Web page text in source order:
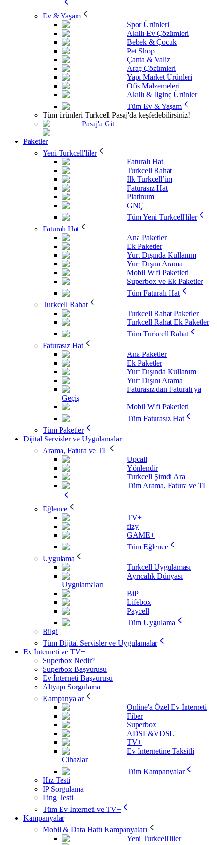
Ev & Yaşam
Spor Ürünleri
Akıllı Ev Çözümleri
Bebek & Çocuk
Pet Shop
Çanta & Valiz
Araç Çözümleri
Yapı Market Ürünleri
Ofis Malzemeleri
Akıllı & İlginç Ürünler
Tüm Ev & Yaşam
Tüm ürünleri Turkcell Pasaj'da keşfedebilirsiniz!
Pasaj'a Git
Paketler
Yeni Turkcell'liler
Faturalı Hat
Turkcell Rahat
İlk Turkcell’im
Faturasız Hat
Platinum
GNÇ
Tüm Yeni Turkcell'liler
Faturalı Hat
Ana Paketler
Ek Paketler
Yurt Dışında Kullanım
Yurt Dışını Arama
Mobil Wifi Paketleri
Superbox ve Ek Paketler
Tüm Faturalı Hat
Turkcell Rahat
Turkcell Rahat Paketler
Turkcell Rahat Ek Paketler
Tüm Turkcell Rahat
Faturasız Hat
Ana Paketler
Ek Paketler
Yurt Dışında Kullanım
Yurt Dışını Arama
Faturasız'dan Faturalı'ya
Geçiş
Mobil Wifi Paketleri
Tüm Faturasız Hat
Tüm Paketler
Dijital Servisler ve Uygulamalar
Arama, Fatura ve TL
Upcall
Yönlendir
Turkcell Şimdi Ara
Tüm Arama, Fatura ve TL
Eğlence
TV+
fizy
GAME+
Tüm Eğlence
Uygulama
Turkcell Uygulaması
Ayrıcalık Dünyası
Uygulamaları
BiP
Lifebox
Paycell
Tüm Uygulama
Bilgi
Tüm Dijital Servisler ve Uygulamalar
Ev İnterneti ve TV+
Superbox Nedir?
Superbox Başvurusu
Ev İnterneti Başvurusu
Altyapı Sorgulama
Kampanyalar
Online'a Özel Ev İnterneti
Fiber
Superbox
ADSL&VDSL
TV+
Ev İnternetine Taksitli
Cihazlar
Tüm Kampanyalar
Hız Testi
IP Sorgulama
Ping Testi
Tüm Ev İnterneti ve TV+
Kampanyalar
Mobil & Data Hattı Kampanyaları
Yeni Turkcell'liler